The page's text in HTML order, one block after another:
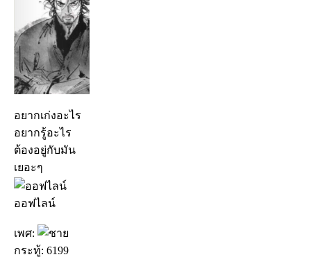
อยากเก่งอะไร
อยากรู้อะไร
ต้องอยู่กับมัน
เยอะๆ
ออฟไลน์
เพศ:
กระทู้: 6199